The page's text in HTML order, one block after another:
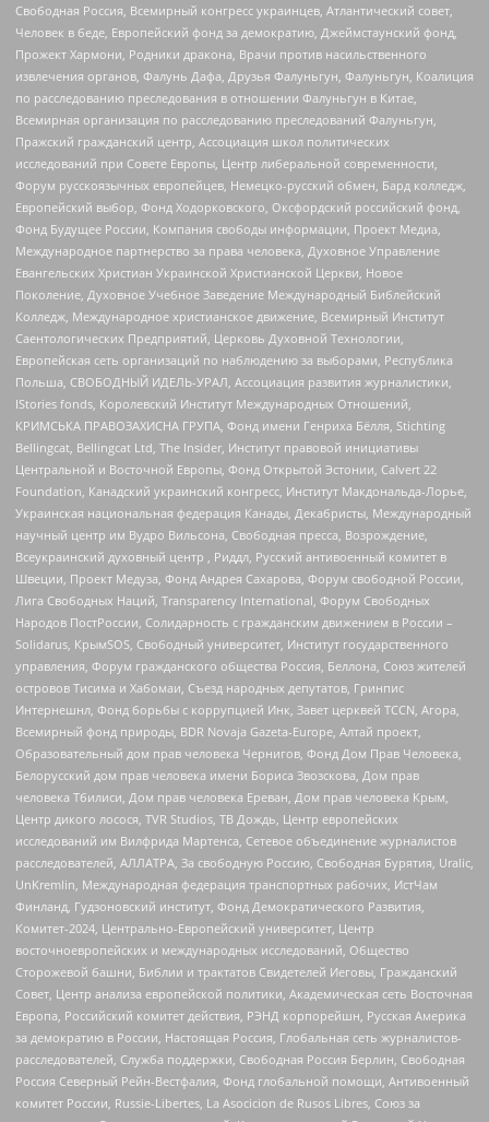
Свободная Россия, Всемирный конгресс украинцев, Атлантический совет,
Человек в беде, Европейский фонд за демократию, Джеймстаунский фонд,
Прожект Хармони, Родники дракона, Врачи против насильственного
извлечения органов, Фалунь Дафа, Друзья Фалуньгун, Фалуньгун, Коалиция
по расследованию преследования в отношении Фалуньгун в Китае,
Всемирная организация по расследованию преследований Фалуньгун,
Пражский гражданский центр, Ассоциация школ политических
исследований при Совете Европы, Центр либеральной современности,
Форум русскоязычных европейцев, Немецко-русский обмен, Бард колледж,
Европейский выбор, Фонд Ходорковского, Оксфордский российский фонд,
Фонд Будущее России, Компания свободы информации, Проект Медиа,
Международное партнерство за права человека, Духовное Управление
Евангельских Христиан Украинской Христианской Церкви, Новое
Поколение, Духовное Учебное Заведение Международный Библейский
Колледж, Международное христианское движение, Всемирный Институт
Саентологических Предприятий, Церковь Духовной Технологии,
Европейская сеть организаций по наблюдению за выборами, Республика
Польша, СВОБОДНЫЙ ИДЕЛЬ-УРАЛ, Ассоциация развития журналистики,
IStories fonds, Королевский Институт Международных Отношений,
КРИМСЬКА ПРАВОЗАХИСНА ГРУПА, Фонд имени Генриха Бёлля, Stichting
Bellingcat, Bellingcat Ltd, The Insider, Институт правовой инициативы
Центральной и Восточной Европы, Фонд Открытой Эстонии, Calvert 22
Foundation, Канадский украинский конгресс, Институт Макдональда-Лорье,
Украинская национальная федерация Канады, Декабристы, Международный
научный центр им Вудро Вильсона, Свободная пресса, Возрождение,
Всеукраинский духовный центр , Риддл, Русский антивоенный комитет в
Швеции, Проект Медуза, Фонд Андрея Сахарова, Форум свободной России,
Лига Свободных Наций, Transparеncy International, Форум Свободных
Народов ПостРоссии, Солидарность с гражданским движением в России –
Solidarus, КрымSOS, Свободный университет, Институт государственного
управления, Форум гражданского общества Россия, Беллона, Союз жителей
островов Тисима и Хабомаи, Съезд народных депутатов, Гринпис
Интернешнл, Фонд борьбы с коррупцией Инк, Завет церквей TCCN, Агора,
Всемирный фонд природы, BDR Novaja Gazeta-Europe, Алтай проект,
Образовательный дом прав человека Чернигов, Фонд Дом Прав Человека,
Белорусский дом прав человека имени Бориса Звозскова, Дом прав
человека Тбилиси, Дом прав человека Ереван, Дом прав человека Крым,
Центр дикого лосося, TVR Studios, ТВ Дождь, Центр европейских
исследований им Вилфрида Мартенса, Сетевое объединение журналистов
расследователей, АЛЛАТРА, За свободную Россию, Свободная Бурятия, Uralic,
UnKremlin, Международная федерация транспортных рабочих, ИстЧам
Финланд, Гудзоновский институт, Фонд Демократического Развития,
Комитет-2024, Центрально-Европейский университет, Центр
восточноевропейских и международных исследований, Общество
Сторожевой башни, Библии и трактатов Свидетелей Иеговы, Гражданский
Совет, Центр анализа европейской политики, Академическая сеть Восточная
Европа, Российский комитет действия, РЭНД корпорейшн, Русская Америка
за демократию в России, Настоящая Россия, Глобальная сеть журналистов-
расследователей, Служба поддержки, Свободная Россия Берлин, Свободная
Россия Северный Рейн-Вестфалия, Фонд глобальной помощи, Антивоенный
комитет России, Russie-Libertes, La Asocicion de Rusos Libres, Союз за